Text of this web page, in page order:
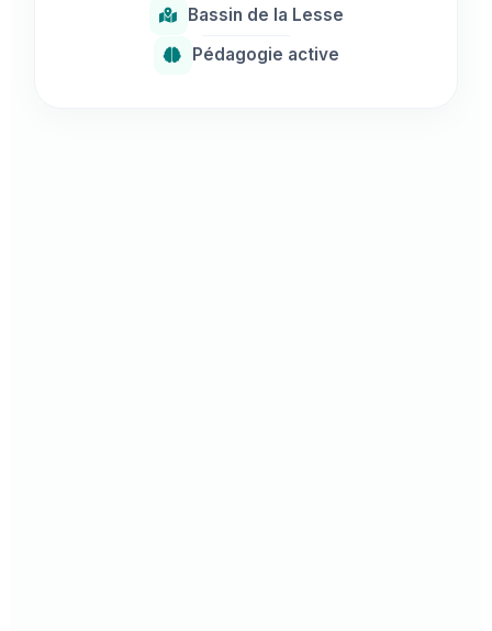
Bassin de la Lesse
Pédagogie active